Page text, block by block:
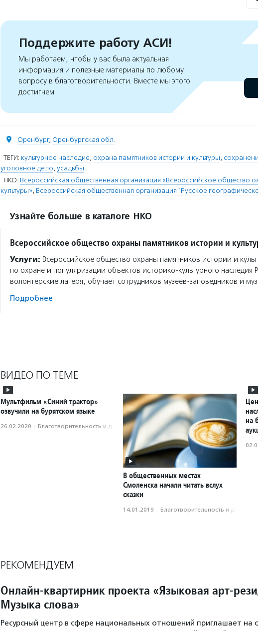
Поддержите работу АСИ!
Мы работаем, чтобы у вас была актуальная
информация и полезные материалы по любому
вопросу в благотворительности. Вместе мы этого
достигнем
Оренбург, Оренбургская обл.
ТЕГИ: культурное наследие, охрана памятников истории и культуры,
уголовное дело, усадьбы
НКО: Всероссийская общественная организация «Всероссийское общество
культуры», Всероссийская общественная организация "Русское
Узнайте больше в каталоге НКО
Всероссийское общество охраны памятников истории и
Услуги: Всероссийское общество охраны памятников истории и
по охране и популяризации объектов историко-культурного наследия
волонтерские лагеря, обучает сотрудников музеев-заповедников и
Подробнее
ВИДЕО ПО ТЕМЕ
Мультфильм «Синий трактор»
озвучили на бурятском языке
26.02.2020 · Благотвори­тель­ность и доброволь­чест­во
В общественных местах
Смоленска начали читать вслух
сказки
14.01.2019 · Благотвори­тель­ность и
на
РЕКОМЕНДУЕМ
Онлайн-квартирник проекта «Языковая арт-
Музыка слова»
Ресурсный центр в сфере национальных отношений приглашает на